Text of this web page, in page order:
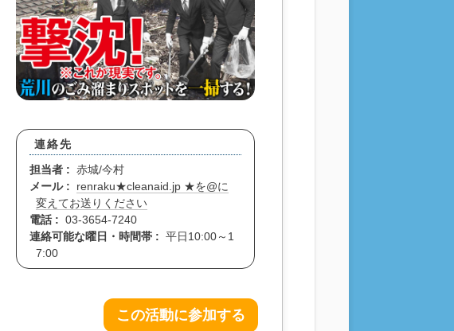
連絡先
担当者 : 赤城/今村
メール :
renraku★cleanaid.jp ★を@に
変えてお送りください
電話 : 03-3654-7240
連絡可能な曜日・時間帯 : 平日10:00～1
7:00
この活動に参加する